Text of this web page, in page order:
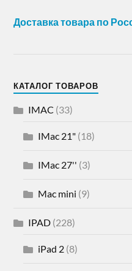
Доставка товара по
КАТАЛОГ ТОВАРОВ
IMAC (33)
IMac 21" (18)
IMac 27'' (3)
Mac mini (9)
IPAD (228)
iPad 2 (8)